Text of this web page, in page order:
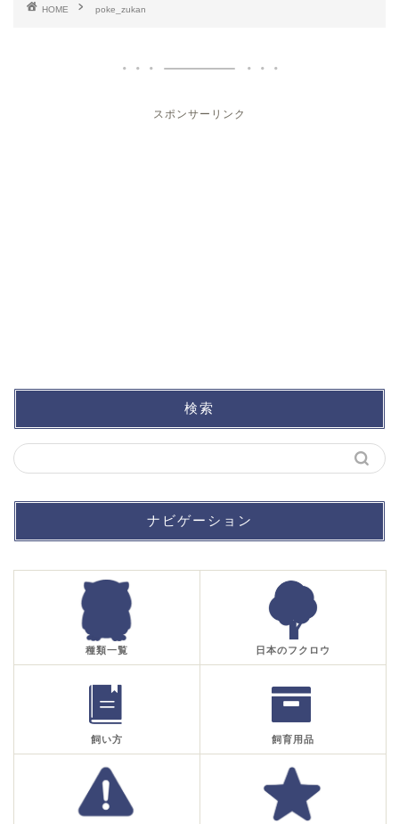
HOME poke_zukan
スポンサーリンク
検索
ナビゲーション
種類一覧 日本のフクロウ
飼い方 飼育用品